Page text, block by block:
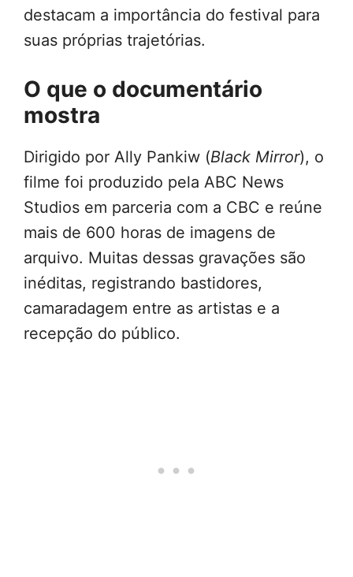
destacam a importância do festival para
suas próprias trajetórias.
O que o documentário
mostra
Dirigido por Ally Pankiw (Black Mirror), o
filme foi produzido pela ABC News
Studios em parceria com a CBC e reúne
mais de 600 horas de imagens de
arquivo. Muitas dessas gravações são
inéditas, registrando bastidores,
camaradagem entre as artistas e a
recepção do público.